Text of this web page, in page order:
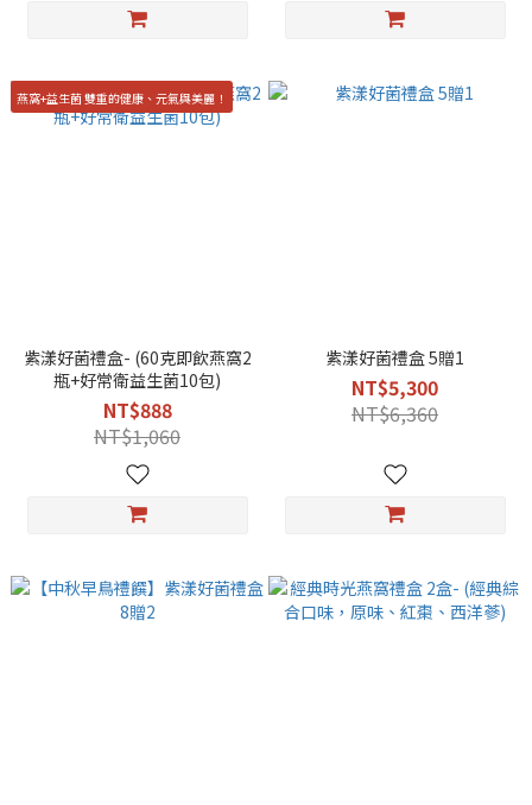
燕窩+益生菌 雙重的健康、元氣與美麗！
紫漾好菌禮盒- (60克即飲燕窩2
瓶+好常衛益生菌10包)
NT$888
NT$1,060
紫漾好菌禮盒 5贈1
NT$5,300
NT$6,360